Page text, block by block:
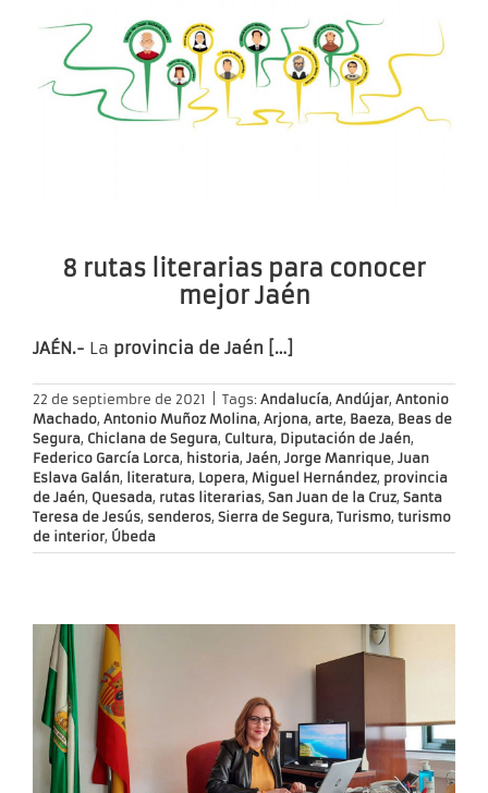
8 rutas literarias para conocer
mejor Jaén
JAÉN.- La provincia de Jaén […]
22 de septiembre de 2021 Tags: Andalucía, Andújar, Antonio
Machado, Antonio Muñoz Molina, Arjona, arte, Baeza, Beas de
Segura, Chiclana de Segura, Cultura, Diputación de Jaén,
Federico García Lorca, historia, Jaén, Jorge Manrique, Juan
Eslava Galán, literatura, Lopera, Miguel Hernández, provincia
de Jaén, Quesada, rutas literarias, San Juan de la Cruz, Santa
Teresa de Jesús, senderos, Sierra de Segura, Turismo, turismo
de interior, Úbeda